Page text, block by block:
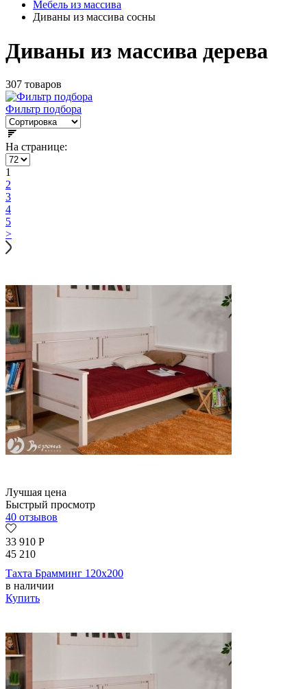
Мебель из массива
Диваны из массива сосны
Диваны из массива дерева
307 товаров
Фильтр подбора
На странице:
1
2
3
4
5
>
Лучшая цена
Быстрый просмотр
40 отзывов
33 910 Р
45 210
Тахта Брамминг 120х200
в наличии
Купить